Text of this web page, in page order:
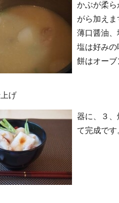
かぶが柔
がら加えま
薄口醤油、
塩は好みの
餅はオーブ
げ
器に、３
て完成です